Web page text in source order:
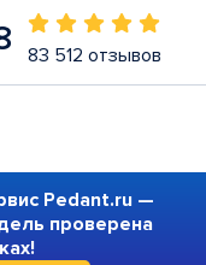
83 512 отзывов
Pedant.ru —
проверена